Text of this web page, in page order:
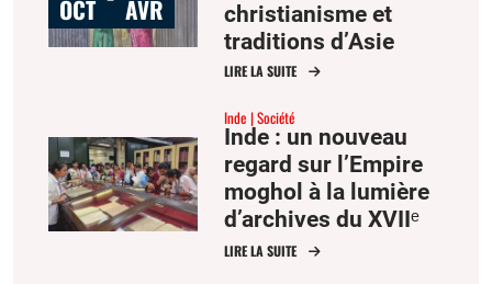
OCT AVR
christianisme et
traditions d’Asie
LIRE LA SUITE
Inde Société
Inde : un nouveau
regard sur l’Empire
moghol à la lumière
d’archives du XVIIᵉ
siècle
LIRE LA SUITE